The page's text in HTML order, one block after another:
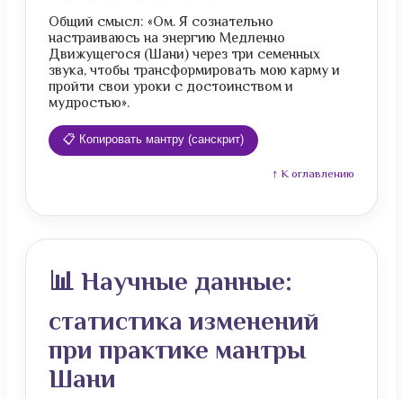
Общий смысл: «Ом. Я сознательно
настраиваюсь на энергию Медленно
Движущегося (Шани) через три семенных
звука, чтобы трансформировать мою карму и
пройти свои уроки с достоинством и
мудростью».
📋 Копировать мантру (санскрит)
↑ К оглавлению
📊 Научные данные:
статистика изменений
при практике мантры
Шани